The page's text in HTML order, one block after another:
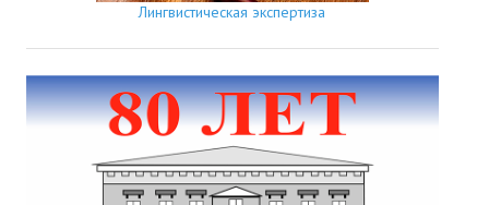
Лингвистическая экспертиза